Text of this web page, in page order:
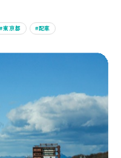
東京都 配車